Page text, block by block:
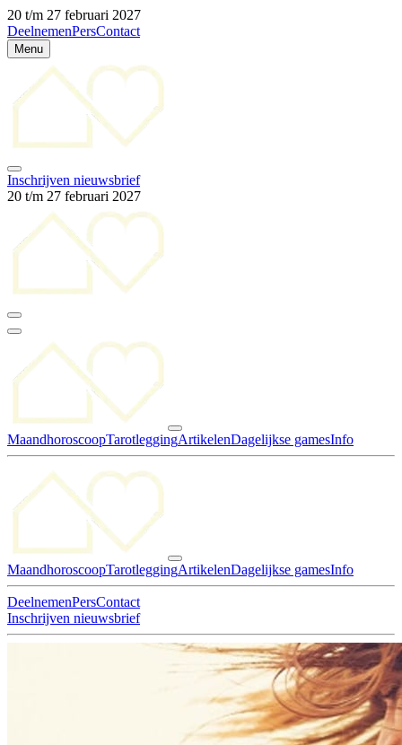
20 t/m 27 februari 2027
DeelnemenPersContact
Menu
Inschrijven nieuwsbrief
20 t/m 27 februari 2027
MaandhoroscoopTarotleggingArtikelenDagelijkse gamesInfo
MaandhoroscoopTarotleggingArtikelenDagelijkse gamesInfo
DeelnemenPersContact
Inschrijven nieuwsbrief